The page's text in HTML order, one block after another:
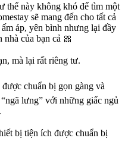
thế này không khó để tìm một
sẽ mang đến cho tất cả
áp, yên bình nhưng lại đầy
của bạn cả 🎀
mà lại rất riêng tư.
chuẩn bị gọn gàng và
lưng” với những giấc ngủ
bị tiện ích được chuẩn bị